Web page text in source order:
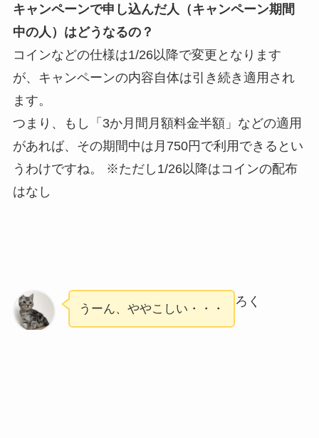
キャンペーンで申し込んだ人（キャンペーン期間
中の人）はどうなるの？
コインなどの仕様は1/26以降で変更となります
が、キャンペーンの内容自体は引き続き適用され
ます。
つまり、もし「3か月間月額料金半額」などの適用
があれば、その期間中は月750円で利用できるとい
うわけですね。 ※ただし1/26以降はコインの配布
はなし
ろく
うーん、ややこしい・・・